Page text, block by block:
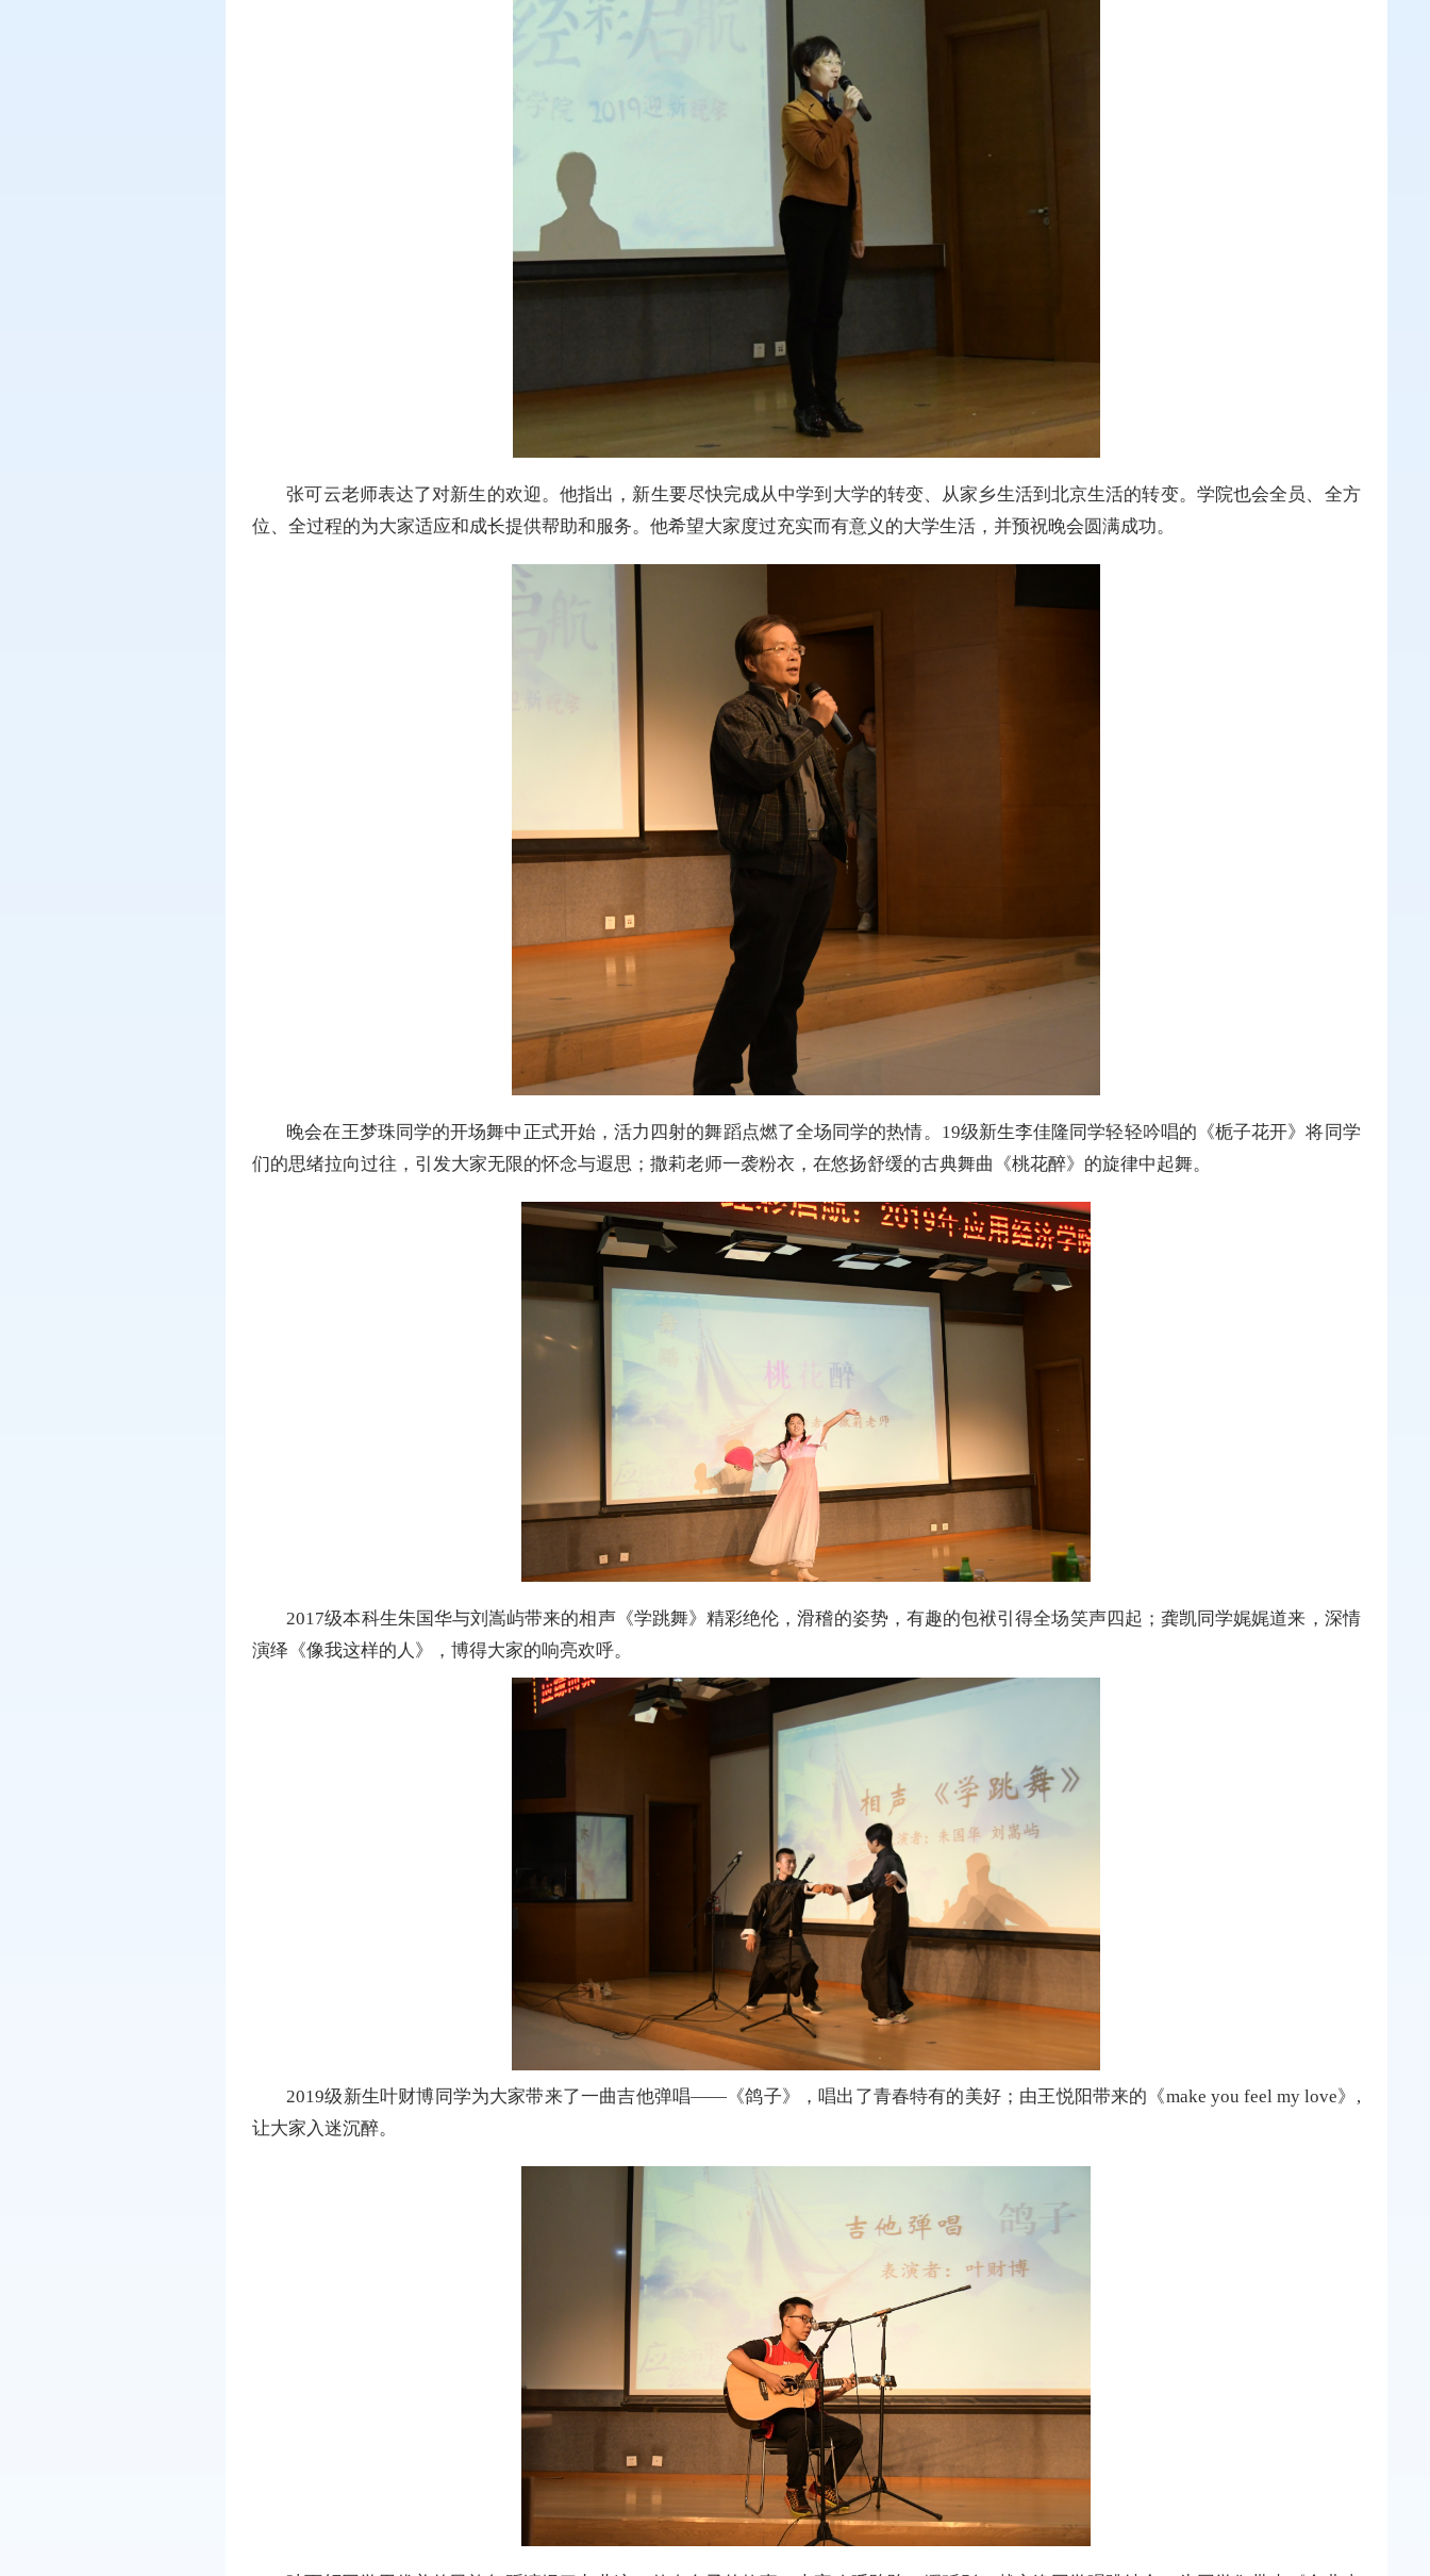
张可云老师表达了对新生的欢迎。他指出，新生要尽快完成从中学到大学的转变、从家乡生活到北京生活的转变。学院也会全员、全方
位、全过程的为大家适应和成长提供帮助和服务。他希望大家度过充实而有意义的大学生活，并预祝晚会圆满成功。
晚会在王梦珠同学的开场舞中正式开始，活力四射的舞蹈点燃了全场同学的热情。19级新生李佳隆同学轻轻吟唱的《栀子花开》将同学
们的思绪拉向过往，引发大家无限的怀念与遐思；撒莉老师一袭粉衣，在悠扬舒缓的古典舞曲《桃花醉》的旋律中起舞。
2017级本科生朱国华与刘嵩屿带来的相声《学跳舞》精彩绝伦，滑稽的姿势，有趣的包袱引得全场笑声四起；龚凯同学娓娓道来，深情
演绎《像我这样的人》，博得大家的响亮欢呼。
2019级新生叶财博同学为大家带来了一曲吉他弹唱——《鸽子》，唱出了青春特有的美好；由王悦阳带来的《make you feel my love》,
让大家入迷沉醉。